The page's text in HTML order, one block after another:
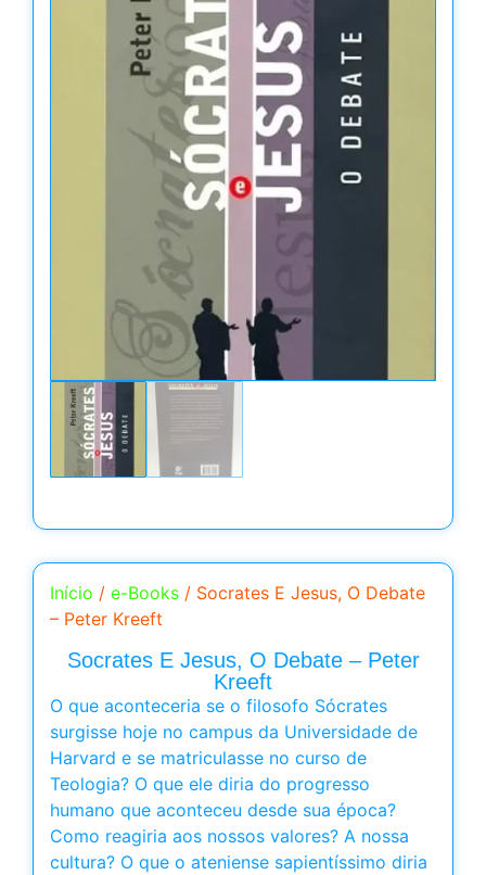
Início / e-Books / Socrates E Jesus, O Debate
– Peter Kreeft
Socrates E Jesus, O Debate – Peter
Kreeft
O que aconteceria se o filosofo Sócrates
surgisse hoje no campus da Universidade de
Harvard e se matriculasse no curso de
Teologia? O que ele diria do progresso
humano que aconteceu desde sua época?
Como reagiria aos nossos valores? A nossa
cultura? O que o ateniense sapientíssimo diria